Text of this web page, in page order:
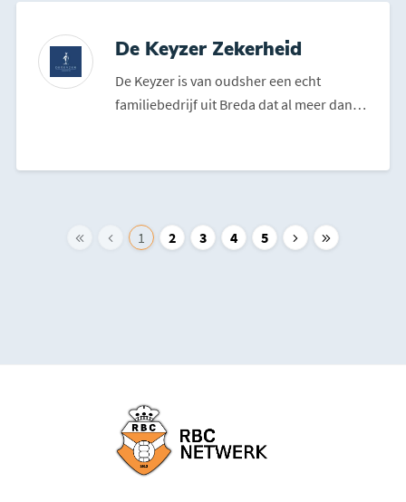
De Keyzer Zekerheid
De Keyzer is van oudsher een echt
familiebedrijf uit Breda dat al meer dan
1 2 3 4 5